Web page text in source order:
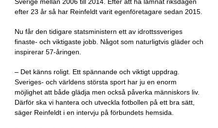
efter 23 år så har Reinfeldt varit egenföretagare sedan 2015.
Nu får den tidigare statsministern ett av idrottssveriges
finaste- och viktigaste jobb. Något som naturligtvis gläder och
inspirerar 57-åringen.
– Det känns roligt. Ett spännande och viktigt uppdrag.
Sveriges- och världens största sport har ju en enorm
möjlighet att både glädja men också påverka människors liv.
Därför ska vi hantera och utveckla fotbollen på ett bra sätt,
säger Reinfeldt i en intervju på förbundets hemsida.